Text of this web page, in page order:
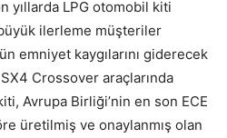
yıllarda LPG otomobil kiti
ilerleme müşteriler
emniyet kaygılarını giderecek
Crossover araçlarında
Avrupa Birliği’nin en son ECE
üretilmiş ve onaylanmış olan